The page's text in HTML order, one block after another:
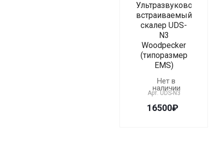
Ультразвуковой
встраиваемый
скалер UDS-
N3
Woodpecker
(типоразмер
EMS)
Нет в
наличии
Арт. UDS-N3
16500₽